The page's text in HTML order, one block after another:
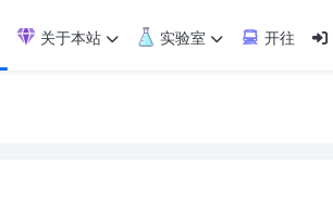
关于本站 实验室 开往